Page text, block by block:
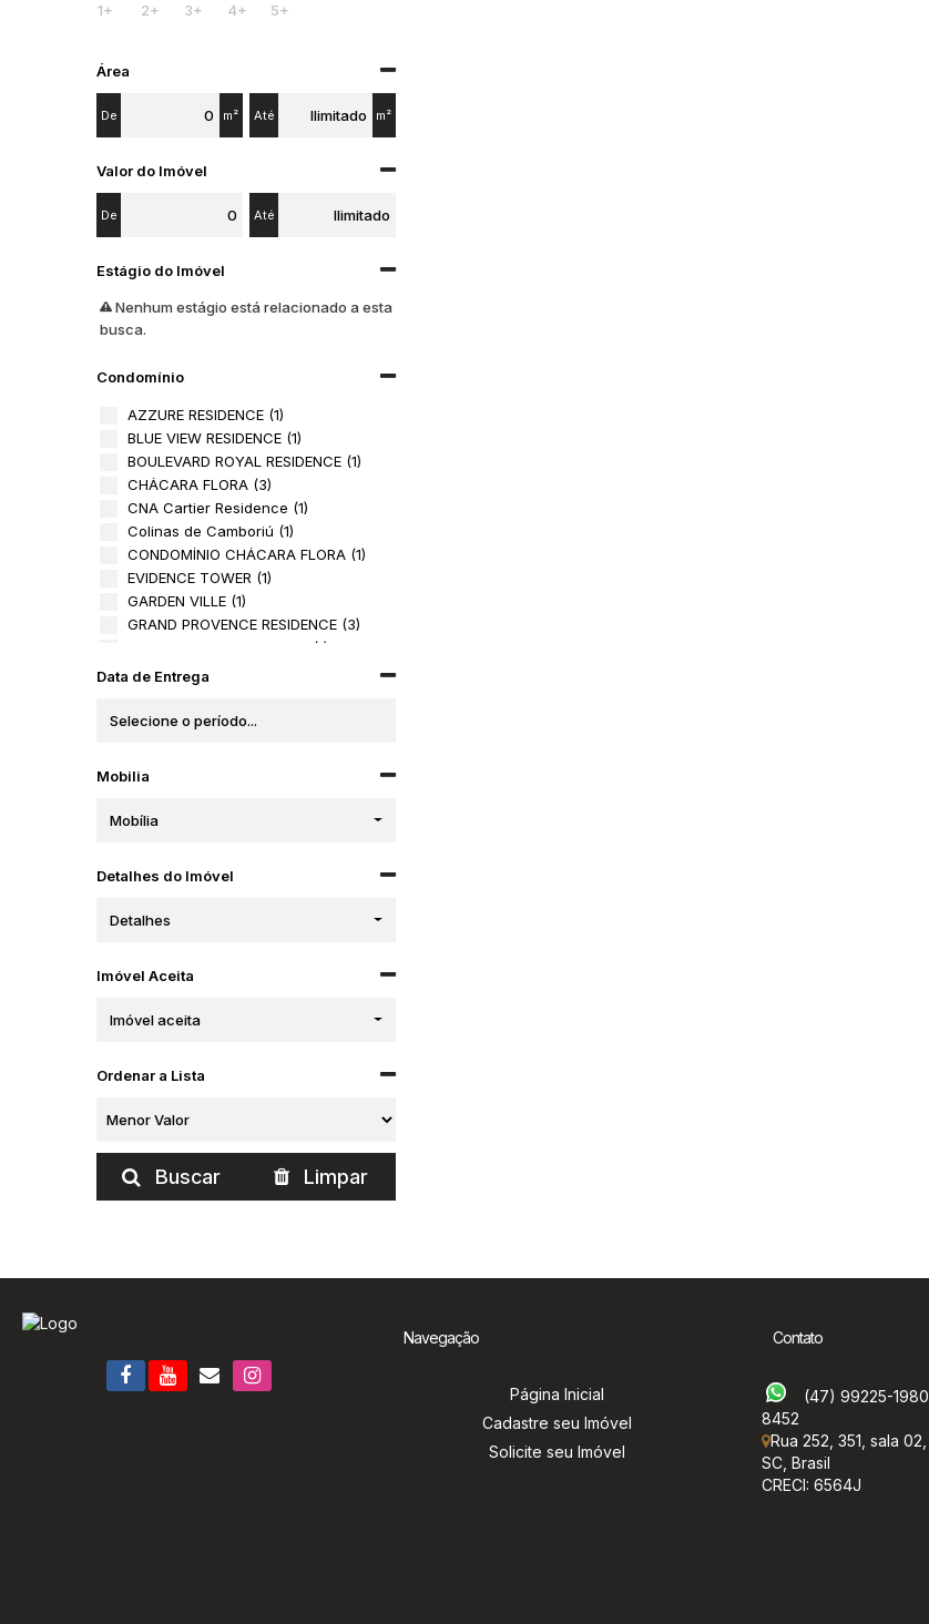
1+
2+ 3+ 4+ 5+
Área
De m² Até m²
Valor do Imóvel
De Até
Estágio do Imóvel
Nenhum estágio está relacionado a esta
busca.
Condomínio
AZZURE RESIDENCE (1)
BLUE VIEW RESIDENCE (1)
BOULEVARD ROYAL RESIDENCE (1)
CHÁCARA FLORA (3)
CNA Cartier Residence (1)
Colinas de Camboriú (1)
CONDOMÍNIO CHÁCARA FLORA (1)
EVIDENCE TOWER (1)
GARDEN VILLE (1)
GRAND PROVENCE RESIDENCE (3)
GREEN COAST RESIDENCE (1)
HORIZON PALACE (1)
LA ROCCA (1)
MAISON LAFAYETTE (1)
RESIDENCIAL JARDIM DAS ALAMANDAS (1)
Residencial Venezia (1)
Silver Tower (1)
THIESEN RESIDENCE (1)
Data de Entrega
Mobilia
Mobília
Detalhes do Imóvel
Detalhes
Imóvel Aceita
Imóvel aceita
Ordenar a Lista
Buscar Limpar
Navegação
Página Inicial
Cadastre seu Imóvel
Solicite seu Imóvel
Contato
(47) 99225-1980
8452
Rua 252 351 sala 02
SC Brasil
CRECI: 6564J